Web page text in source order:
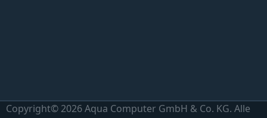
Copyright© 2026 Aqua Computer GmbH & Co. KG. Alle